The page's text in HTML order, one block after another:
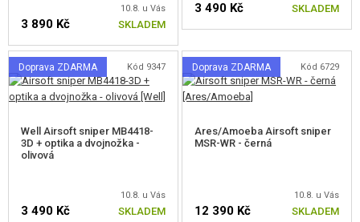
M40
L96
SVD
MSR
AMOEBA STRIKER
10.8. u Vás
3 890 Kč SKLADEM
3 490 Kč SKLADEM
Doprava ZDARMA Kód 9347
Well Airsoft sniper MB4418-
3D + optika a dvojnožka -
olivová
10.8. u Vás
3 490 Kč SKLADEM
Doprava ZDARMA Kód 6729
Ares/Amoeba Airsoft sniper
MSR-WR - černá
10.8. u Vás
12 390 Kč SKLADEM